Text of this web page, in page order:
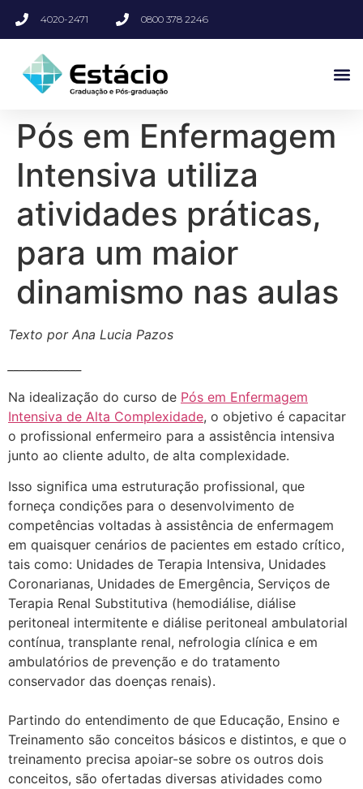
4020-2471 0800 378 2246
Pós em Enfermagem
Intensiva utiliza
atividades práticas,
para um maior
dinamismo nas aulas
Texto por Ana Lucia Pazos
Na idealização do curso de Pós em Enfermagem
Intensiva de Alta Complexidade, o objetivo é capacitar
o profissional enfermeiro para a assistência intensiva
junto ao cliente adulto, de alta complexidade.
Isso significa uma estruturação profissional, que
forneça condições para o desenvolvimento de
competências voltadas à assistência de enfermagem
em quaisquer cenários de pacientes em estado crítico,
tais como: Unidades de Terapia Intensiva, Unidades
Coronarianas, Unidades de Emergência, Serviços de
Terapia Renal Substitutiva (hemodiálise, diálise
peritoneal intermitente e diálise peritoneal ambulatorial
contínua, transplante renal, nefrologia clínica e em
ambulatórios de prevenção e do tratamento
conservador das doenças renais).
Partindo do entendimento de que Educação, Ensino e
Treinamento são conceitos básicos e distintos, e que o
treinamento precisa apoiar-se sobre os outros dois
conceitos, são ofertadas diversas atividades como